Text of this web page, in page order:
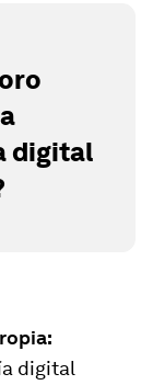
digital
digital